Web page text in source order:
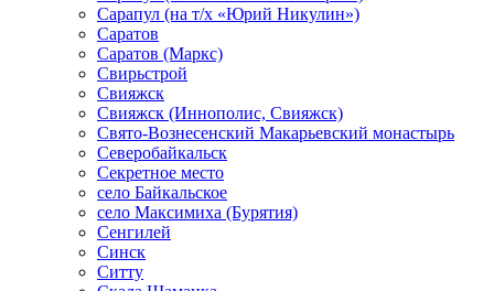
Сарапул (на т/х «Юрий Никулин»)
Саратов
Саратов (Маркс)
Свирьстрой
Свияжск
Свияжск (Иннополис, Свияжск)
Свято-Вознесенский Макарьевский монастырь
Северобайкальск
Секретное место
село Байкальское
село Максимиха (Бурятия)
Сенгилей
Синск
Ситту